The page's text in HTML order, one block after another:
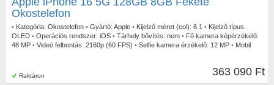
Raktáron
Okostelefon
• Kategória: Okostelefon • Gyártó: Apple • Kijelző méret (col): 6.1 • Kijelző típus:
OLED • Operációs rendszer: iOS • Tárhely bővítés: nem • Fő kamera képérzékelő:
48 MP • Videó felbontás: 2160p (60 FPS) • Selfie kamera érzékelő: 12 MP • Mobil
363 090 Ft